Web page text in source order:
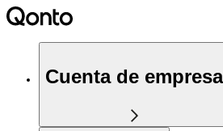
Cuenta de empresa